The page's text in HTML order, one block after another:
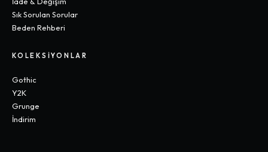
Sık Sorulan Sorular
Beden Rehberi
KOLEKSIYONLAR
Gothic
Y2K
Grunge
İndirim